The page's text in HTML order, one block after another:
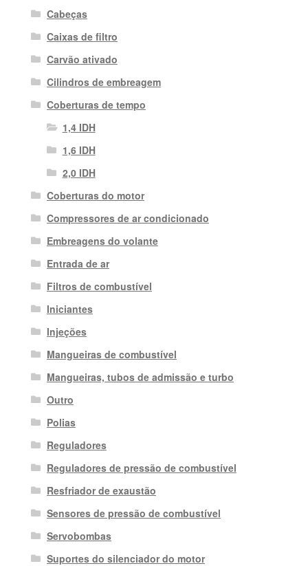
Cabeças
Caixas de filtro
Carvão ativado
Cilindros de embreagem
Coberturas de tempo
1,4 IDH
1,6 IDH
2,0 IDH
Coberturas do motor
Compressores de ar condicionado
Embreagens do volante
Entrada de ar
Filtros de combustível
Iniciantes
Injeções
Mangueiras de combustível
Mangueiras, tubos de admissão e turbo
Outro
Polias
Reguladores
Reguladores de pressão de combustível
Resfriador de exaustão
Sensores de pressão de combustível
Servobombas
Suportes do silenciador do motor